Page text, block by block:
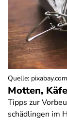
Motten,
Tipps zur
schädlingen im
Quelle: pixabay.com